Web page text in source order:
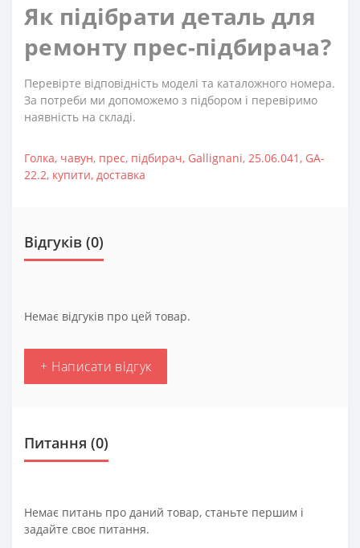
Як підібрати деталь для
ремонту прес-підбирача?
Перевірте відповідність моделі та каталожного номера.
За потреби ми допоможемо з підбором і перевіримо
наявність на складі.
Голка, чавун, прес, підбирач, Gallignani, 25.06.041, GA-
22.2, купити, доставка
Відгуків (0)
Немає відгуків про цей товар.
+ Написати відгук
Питання (0)
Немає питань про даний товар, станьте першим і
задайте своє питання.